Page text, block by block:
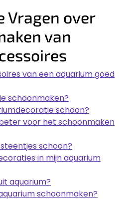
Vragen over
van
van een aquarium goed
schoonmaken?
schoon?
voor het schoonmaken
schoon?
in mijn aquarium
aquarium?
schoonmaken?